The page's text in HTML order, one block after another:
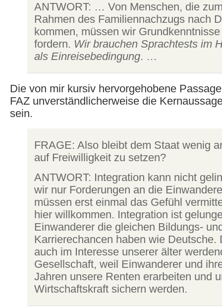
ANTWORT: … Von Menschen, die
Rahmen des Familiennachzugs nach
kommen, müssen wir
fordern. Wir brauchen Sprachtests im
als Einreisebedingung. …
Die von mir kursiv hervorgehobene
FAZ unverständlicherweise die
sein.
FRAGE: Also bleibt dem Staat wenig
auf Freiwilligkeit zu setzen?
ANTWORT: Integration kann nicht
wir nur Forderungen an die
müssen erst einmal das Gefühl
hier willkommen. Integration ist
Einwanderer die gleichen Bildungs-
Karrierechancen haben wie Deutsche.
auch im Interesse unserer älter
Gesellschaft, weil Einwanderer und
Jahren unsere Renten erarbeiten und
Wirtschaftskraft sichern werden.